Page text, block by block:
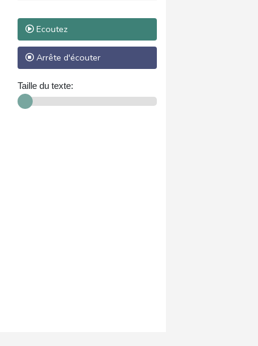
location de centres de données
pour l'intelligence artificielle (IA) lui
rapporte désormais des milliards,
mais lui en coûte bien davantage.
Ecoutez
Arrête d'écouter
Taille du texte: